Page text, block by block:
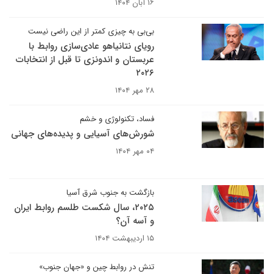
۱۶ آبان ۱۴۰۴
بی‌بی به چیزی کمتر از این راضی نیست
رویای نتانیاهو عادی‌سازی روابط با
عربستان و اندونزی تا قبل از انتخابات
۲۰۲۶
۲۸ مهر ۱۴۰۴
فساد، تکنولوژی و خشم
شورش‌های آسیایی و پدیده‌های جهانی
۰۴ مهر ۱۴۰۴
بازگشت به جنوب شرق آسیا
۲۰۲۵، سال شکست طلسم روابط ایران
و آسه آن؟
۱۵ اردیبهشت ۱۴۰۴
تنش در روابط چین و «جهان جنوب»